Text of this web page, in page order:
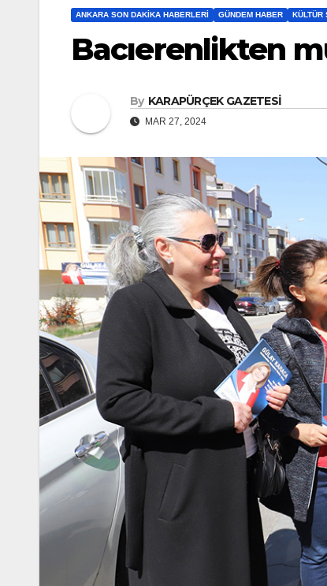
ANKARA SON DAKIKA HABERLERI GÜNDEM HABER KÜLTÜR
Bacıerenlikten
By KARAPÜRÇEK GAZETESİ
MAR 27, 2024